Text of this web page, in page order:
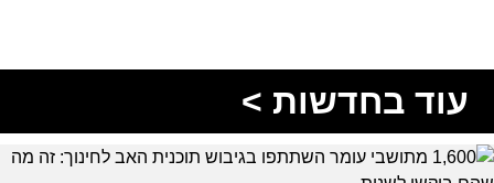
עוד בחדשות >